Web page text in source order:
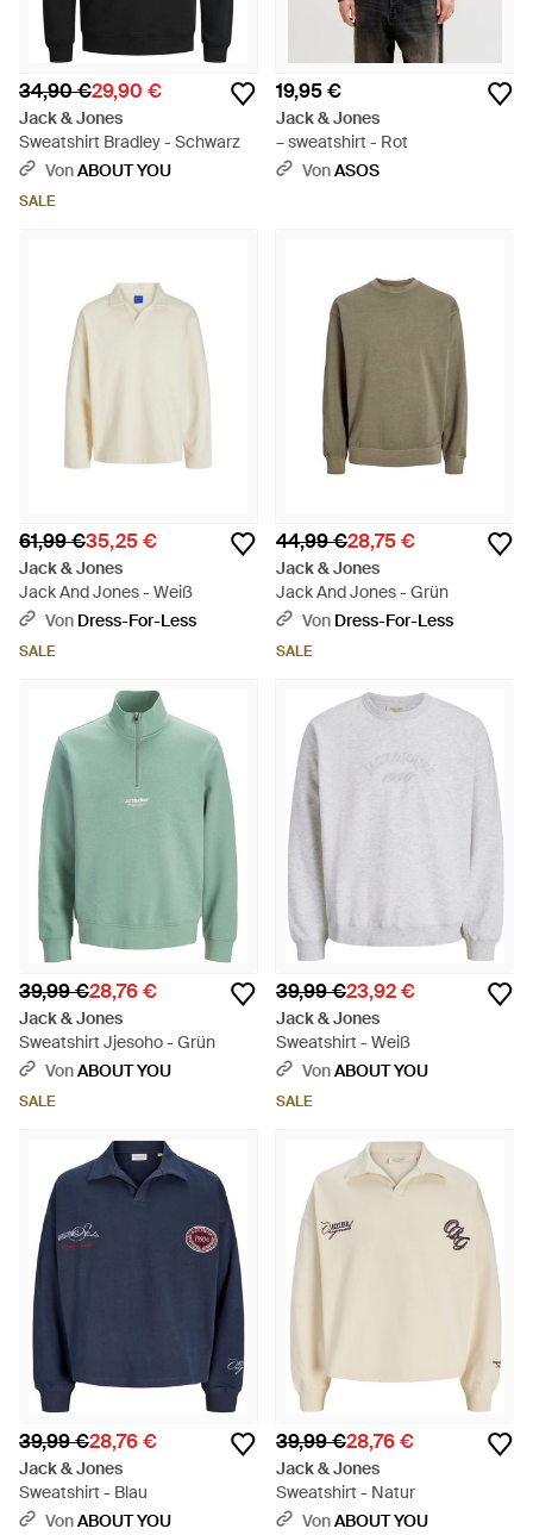
34,90 €29,90 €
Jack & Jones
Sweatshirt Bradley - Schwarz
VonABOUT YOU
SALE
19,95 €
Jack & Jones
– sweatshirt - Rot
VonASOS
61,99 €35,25 €
Jack & Jones
Jack And Jones - Weiß
Von Dress-For-Less
SALE
44,99 €28,75 €
Jack & Jones
Jack And Jones - Grün
Von Dress-For-Less
SALE
39,99 €28,76 €
Jack & Jones
Sweatshirt Jjesoho - Grün
VonABOUT YOU
SALE
39,99 €23,92 €
Jack & Jones
Sweatshirt - Weiß
VonABOUT YOU
SALE
39,99 €28,76 €
Jack & Jones
Sweatshirt - Blau
VonABOUT YOU
39,99 €28,76 €
Jack & Jones
Sweatshirt - Natur
VonABOUT YOU